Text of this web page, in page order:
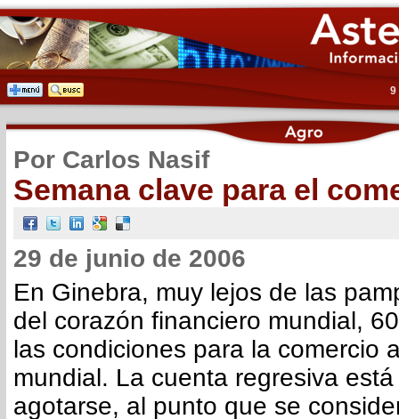
9
Por Carlos Nasif
Semana clave para el
29 de junio de 2006
En Ginebra, muy lejos de las
del corazón financiero mundial,
las condiciones para la comercio
mundial. La cuenta regresiva
agotarse, al punto que se